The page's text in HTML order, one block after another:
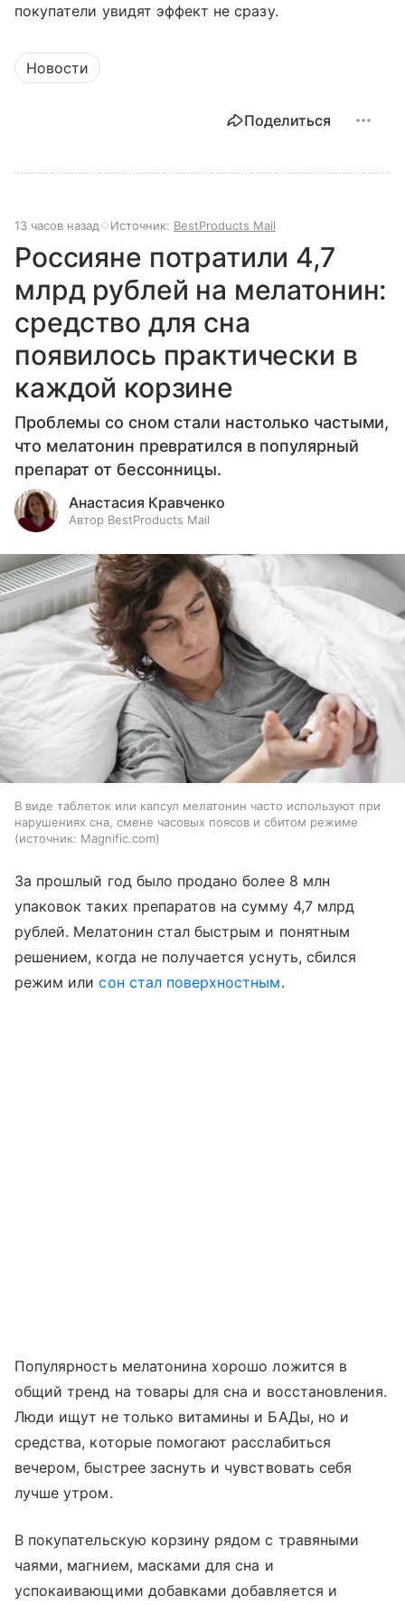
покупатели увидят эффект не сразу.
Новости
Поделиться
13 часов назад Источник: BestProducts Mail
Россияне потратили 4,7
млрд рублей на мелатонин:
средство для сна
появилось практически в
каждой корзине
Проблемы со сном стали настолько частыми,
что мелатонин превратился в популярный
препарат от бессонницы.
Анастасия Кравченко
Автор BestProducts Mail
В виде таблеток или капсул мелатонин часто используют при
нарушениях сна, смене часовых поясов и сбитом режиме
источник: Magnific.com
За прошлый год было продано более 8 млн
упаковок таких препаратов на сумму 4,7 млрд
рублей. Мелатонин стал быстрым и понятным
решением, когда не получается уснуть, сбился
режим илисон стал поверхностным.
Популярность мелатонина хорошо ложится в
общий тренд на товары для сна и восстановления.
Люди ищут не только витамины и БАДы, но и
средства, которые помогают расслабиться
вечером, быстрее заснуть и чувствовать себя
лучше утром.
В покупательскую корзину рядом с травяными
чаями, магнием, масками для сна и
успокаивающими добавками добавляется и